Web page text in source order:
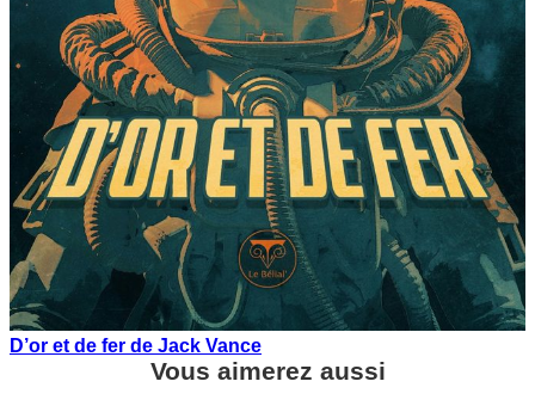
D’or et de fer de Jack Vance
Vous aimerez aussi